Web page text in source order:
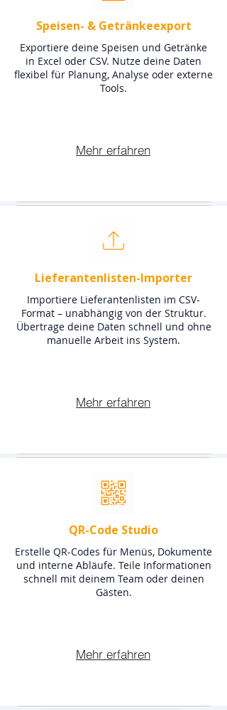
Speisen- & Getränkeexport
Exportiere deine Speisen und Getränke
in Excel oder CSV. Nutze deine Daten
flexibel für Planung, Analyse oder externe
Tools.
Mehr erfahren
Lieferantenlisten-Importer
Importiere Lieferantenlisten im CSV-
Format – unabhängig von der Struktur.
Übertrage deine Daten schnell und ohne
manuelle Arbeit ins System.
Mehr erfahren
QR-Code Studio
Erstelle QR-Codes für Menüs, Dokumente
und interne Abläufe. Teile Informationen
schnell mit deinem Team oder deinen
Gästen.
Mehr erfahren